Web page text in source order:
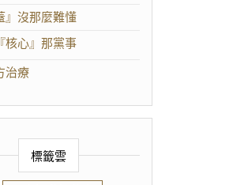
』沒那麼難懂
核心』那黨事
治療
標籤雲